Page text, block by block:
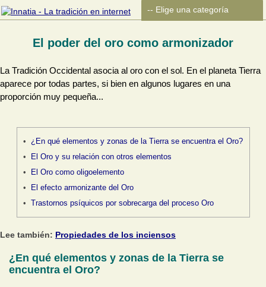
El poder del oro como armonizador
La Tradición Occidental asocia al oro con el sol. En el planeta Tierra
aparece por todas partes, si bien en algunos lugares en una
proporción muy pequeña...
¿En qué elementos y zonas de la Tierra se encuentra el Oro?
El Oro y su relación con otros elementos
El Oro como oligoelemento
El efecto armonizante del Oro
Trastornos psíquicos por sobrecarga del proceso Oro
Lee también: Propiedades de los inciensos
¿En qué elementos y zonas de la Tierra se
encuentra el Oro?